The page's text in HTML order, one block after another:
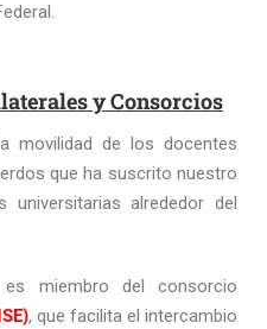
y Consorcios
movilidad de los docentes
que ha suscrito nuestro
universitarias alrededor del
miembro del consorcio
, que facilita el intercambio